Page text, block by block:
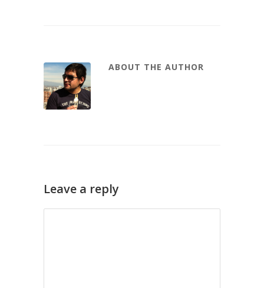
ABOUT THE AUTHOR
Leave a reply